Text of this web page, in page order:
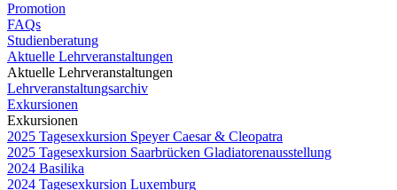
Promotion
FAQs
Studienberatung
Aktuelle Lehrveranstaltungen
Aktuelle Lehrveranstaltungen
Lehrveranstaltungsarchiv
Exkursionen
Exkursionen
2025 Tagesexkursion Speyer Caesar & Cleopatra
2025 Tagesexkursion Saarbrücken Gladiatorenausstellung
2024 Basilika
2024 Tagesexkursion Luxemburg